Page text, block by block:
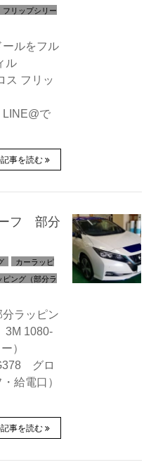
フリップシリー
ルをフル
ル
フリッ
ース
で
事を読む
フ 部分
カーラッピ
ピング（部分ラ
ラッピン
1080-
）
グロ
給電口）
事を読む